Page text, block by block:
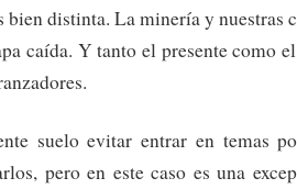
bien distinta. La minería y nuestras
caída. Y tanto el presente como
suelo evitar entrar en temas
pero en este caso es una